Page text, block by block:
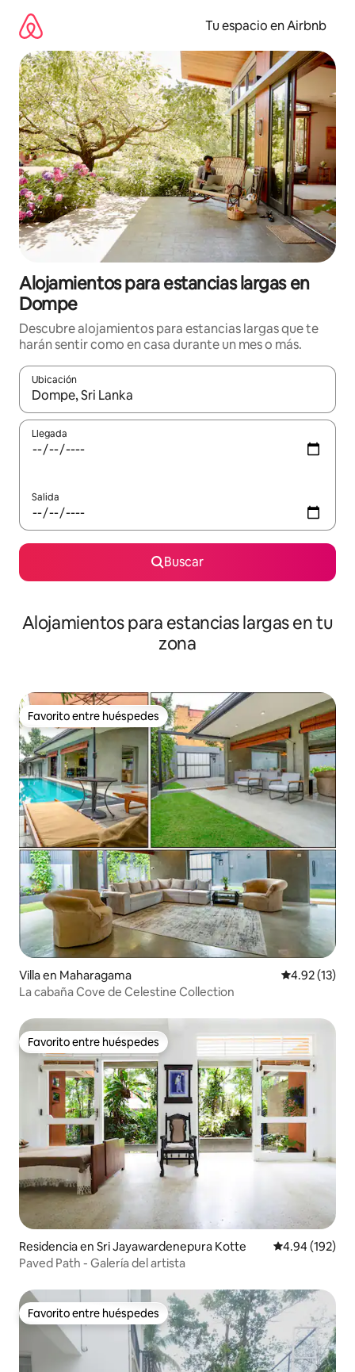
contenido
Tu espacio en Airbnb
Alojamientos para estancias largas en
Dompe
Descubre alojamientos para estancias largas que te
harán sentir como en casa durante un mes o más.
Ubicación
Cuando los resultados estén disponibles, podrás navegar
Llegada
Salida
Buscar
Alojamientos para estancias largas en tu
zona
Favorito entre huéspedes
Favorito entre huéspedes
Villa en Maharagama Calificación
4.92 (13)
La cabaña Cove de Celestine Collection
Favorito entre huéspedes
Favorito entre huéspedes
Residencia en Sri Jayawardenepura Kotte Calificación
4.94 (192)
Paved Path - Galería del artista
Favorito entre huéspedes
Favorito entre huéspedes